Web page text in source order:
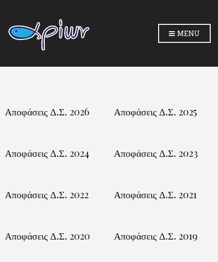
MENU
Αποφάσεις Δ.Σ. 2026 Αποφάσεις Δ.Σ. 2025
Αποφάσεις Δ.Σ. 2024 Αποφάσεις Δ.Σ. 2023
Αποφάσεις Δ.Σ. 2022 Αποφάσεις Δ.Σ. 2021
Αποφάσεις Δ.Σ. 2020 Αποφάσεις Δ.Σ. 2019